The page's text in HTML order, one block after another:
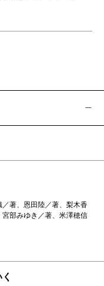
著、恩田陸／著、梨木香
部みゆき／著、米澤穂信